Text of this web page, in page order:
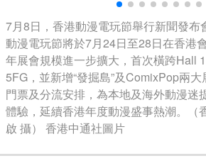
7月8日，香港動漫電玩節舉行新聞發布
動漫電玩節將於7月24日至28日在香港
年展會規模進一步擴大，首次橫跨Hall
5FG，並新增“發掘島”及ComixPop兩
門票及分流安排，為本地及海外動漫迷
體驗，延續香港年度動漫盛事熱潮。（
啟 攝） 香港中通社圖片